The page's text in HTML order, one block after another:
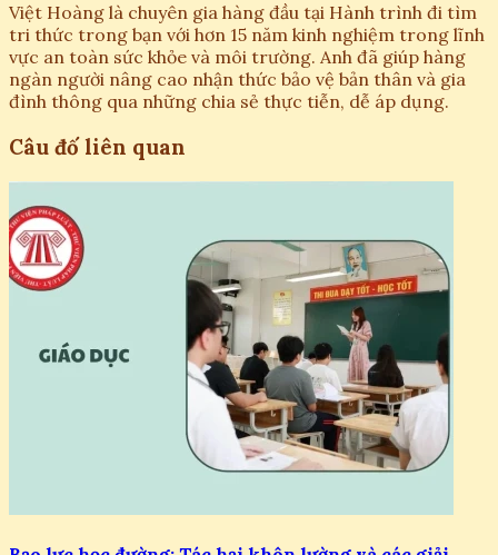
Việt Hoàng là chuyên gia hàng đầu tại Hành trình đi tìm
tri thức trong bạn với hơn 15 năm kinh nghiệm trong lĩnh
vực an toàn sức khỏe và môi trường. Anh đã giúp hàng
ngàn người nâng cao nhận thức bảo vệ bản thân và gia
đình thông qua những chia sẻ thực tiễn, dễ áp dụng.
Câu đố liên quan